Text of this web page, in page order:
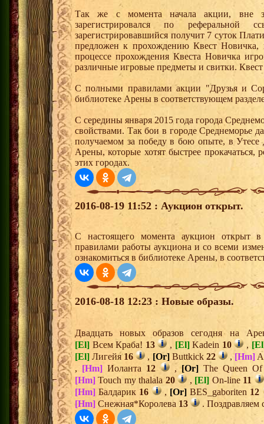
Так же с момента начала акции, вне
зарегистрировался по
зарегистрировавшийся получит 7 суток
предложен к прохождению Квест
процессе прохождения Квеста Новичка
различные игровые предметы и свитки.
С полными правилами акции "Друзья и
библиотеке Арены в соответствующем
С середины января 2015 года города
свойствами. Так бои в городе Среднеморье
получаемом за победу в бою опыте, в
Арены, которые хотят быстрее прокачаться,
этих городах.
2016-08-19 11:52 : Аукцион открыт.
С настоящего момента аукцион открыт
правилами работы аукциона и со всеми
ознакомиться в библиотеке Арены, в
2016-08-18 12:23 : Новые образы.
Двадцать новых образов сегодня на
[El] Всем Краба! 13 , [El]Kadein 10 ,
[El] Лигейя16 , [Or]Buttkick 22 , [Hm]
, [Hm]Иоланта 12 ,[Or]The Queen
[Hm] Touch my thalala 20 , [El] On-line 11
[Hm] Балдарик 16 , [Or]BES_gaboriten 12
[Hm] Снежная*Королева 13 . Поздравляем